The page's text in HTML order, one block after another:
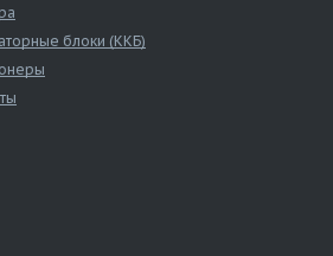
блоки (ККБ)